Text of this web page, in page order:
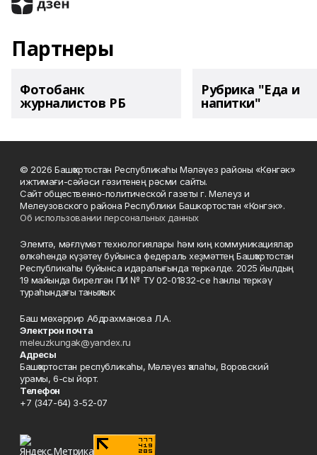
Партнеры
Фотобанк
журналистов РБ
Рубрика "Еда и
напитки"
© 2026 Башҡортостан Республикаһы Мәләүез районы «Көнгәк»
ижтимағи-сәйәси гәзитенең рәсми сайты.
Сайт общественно-политической газеты г. Мелеуз и
Мелеузовского района Республики Башкортостан «Конгэк».
Об использовании персональных данных
Элемтә, мәғлүмәт технологиялары һәм киң коммуникациялар
өлкәһендә күҙәтеү буйынса федераль хеҙмәттең Башҡортостан
Республикаһы буйынса идаралығында теркәлде. 2025 йылдың
19 майында бирелгән ПИ № ТУ 02-01832-се һанлы теркәү
тураһындағы таныҡлыҡ.
Баш мөхәррир Абдрахманова Л.А.
Электрон почта
meleuzkungak@yandex.ru
Адресы
Башҡортостан республикаһы, Мәләүез ҡалаһы, Воровский
урамы, 6-сы йорт.
Телефон
+7 (347-64) 3-52-07